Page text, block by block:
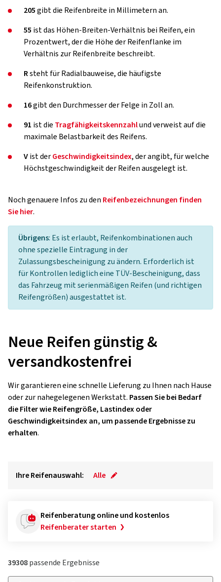
205gibt die Reifenbreite in Millimetern an.
55 ist das Höhen-Breiten-Verhältnis bei Reifen, ein
Prozentwert, der die Höhe der Reifenflanke im
Verhältnis zur Reifenbreite beschreibt.
Rsteht für Radialbauweise, die häufigste
Reifenkonstruktion.
16gibt den Durchmesser der Felge in Zoll an.
91 ist die Tragfähigkeitskennzahlund verweist auf die
maximale Belastbarkeit des Reifens.
Vist derGeschwindigkeitsindex, der angibt, für welche
Höchstgeschwindigkeit der Reifen ausgelegt ist.
Noch genauere Infos zu den Reifenbezeichnungen finden
Sie hier.
Übrigens: Es ist erlaubt, Reifenkombinationen auch
ohne spezielle Eintragung in der
Zulassungsbescheinigung zu ändern. Erforderlich ist
für Kontrollen lediglich eine TÜV-Bescheinigung, dass
das Fahrzeug mit serienmäßigen Reifen (und richtigen
Reifengrößen) ausgestattet ist.
Neue Reifen günstig &
versandkostenfrei
Wir garantieren eine schnelle Lieferung zu Ihnen nach Hause
oder zur nahegelegenen Werkstatt. Passen Sie bei Bedarf
die Filter wie Reifengröße, Lastindex oder
Geschwindigkeitsindex an, um passende Ergebnisse zu
erhalten.
Ihre Reifenauswahl: Alle
Reifenberatung online und kostenlos
Reifenberater starten
39308passende Ergebnisse